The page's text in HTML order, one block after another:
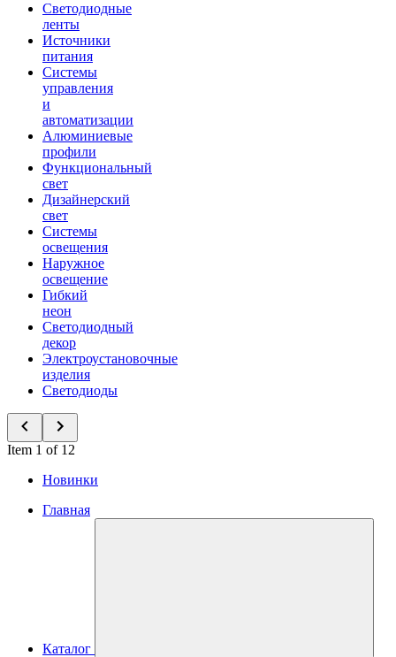
Светодиодные
ленты
Источники
питания
Системы
управления
и
автоматизации
Алюминиевые
профили
Функциональный
свет
Дизайнерский
свет
Системы
освещения
Наружное
освещение
Гибкий
неон
Светодиодный
декор
Электроустановочные
изделия
Светодиоды
Item 1 of 12
Новинки
Главная
Каталог